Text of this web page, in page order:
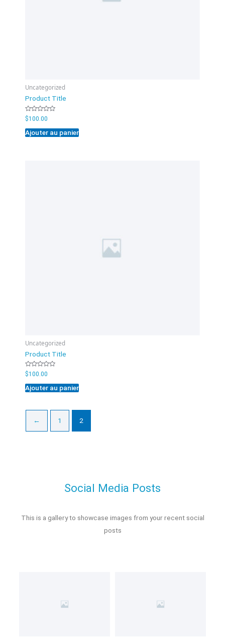
Uncategorized
Product Title
Note
0
sur
5
$100.00
Ajouter au panier
Uncategorized
Product Title
Note
0
sur
5
$100.00
Ajouter au panier
← 1 2
Social Media Posts
This is a gallery to showcase images from your recent social
posts